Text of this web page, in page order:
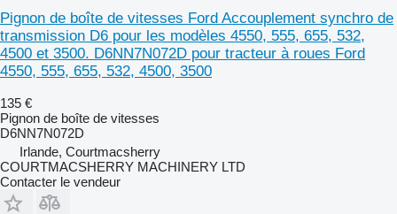
Pignon de boîte de vitesses Ford Accouplement synchro de
transmission D6 pour les modèles 4550, 555, 655, 532,
4500 et 3500. D6NN7N072D pour tracteur à roues Ford
4550, 555, 655, 532, 4500, 3500
135 €
Pignon de boîte de vitesses
D6NN7N072D
Irlande, Courtmacsherry
COURTMACSHERRY MACHINERY LTD
Contacter le vendeur